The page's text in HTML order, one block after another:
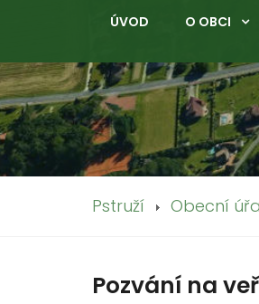
ÚVOD O OBCI
Pstruží Obecní
Pozvání na